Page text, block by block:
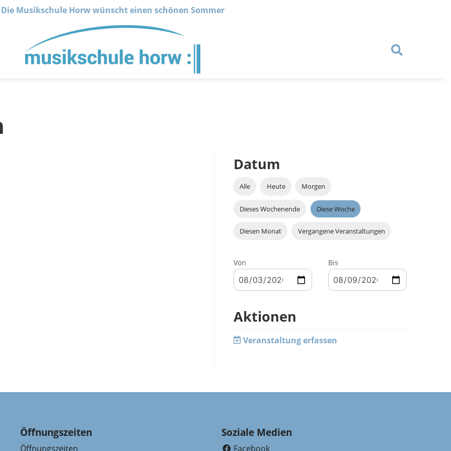
Die Musikschule Horw wünscht einen schönen Sommer
Datum
Alle Heute Morgen
Dieses Wochenende Diese Woche
Diesen Monat Vergangene Veranstaltungen
Von Bis
Aktionen
Veranstaltung erfassen
Öffnungszeiten
Öffnungszeiten
Soziale Medien
Facebook